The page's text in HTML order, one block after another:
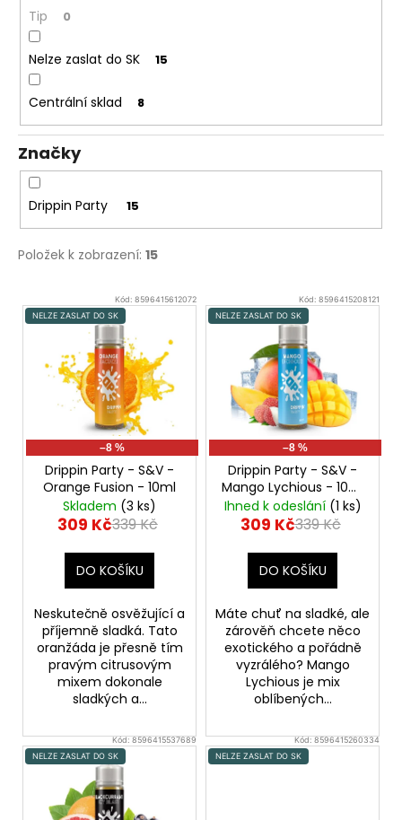
Tip 0
Nelze zaslat do SK 15
Centrální sklad 8
Značky
Drippin Party 15
Položek k zobrazení: 15
V
ý
o
Kód: 8596415612072
NELZE ZASLAT DO SK
–8 %
Drippin Party - S&V -
Orange Fusion - 10ml
Skladem (3 ks)
309 Kč339 Kč
DO KOŠÍKU
Neskutečně osvěžující a
příjemně sladká. Tato
oranžáda je přesně tím
pravým citrusovým
mixem dokonale
sladkých a...
Kód: 8596415208121
NELZE ZASLAT DO SK
–8 %
Drippin Party - S&V -
Mango Lychious - 10ml
Chladivé mango a liči
Ihned k odeslání (1 ks)
309 Kč339 Kč
DO KOŠÍKU
Máte chuť na sladké, ale
zárověň chcete něco
exotického a pořádně
vyzrálého? Mango
Lychious je mix
oblíbených...
Kód:8596415537689
NELZE ZASLAT DO SK
Kód:8596415260334
NELZE ZASLAT DO SK
m
BAR
ELFLIQ
-
SALT
E-
LIQUID
SOUR
-
10MG
Původně: